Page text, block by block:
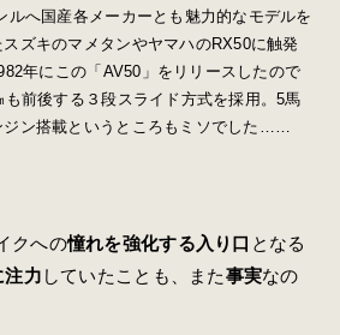
ルへ国産各メーカーとも魅力的なモデルを
ズキのマメタンやヤマハのRX50に触発
年にこの「AV50」をリリースしたので
前後する３段スライド方式を採用。5馬
ジン搭載というところもミソでした……
クへの憧れを強化する入り口 となる
注力 していたことも、また事実なの